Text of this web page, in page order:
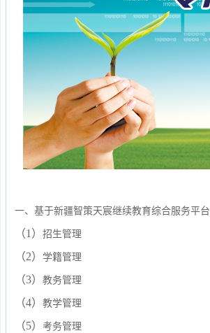
一、基于新疆智策天宸继续教育综合服务平台
（1） 招生管理
（2） 学籍管理
（3） 教务管理
（4） 教学管理
（5） 考务管理